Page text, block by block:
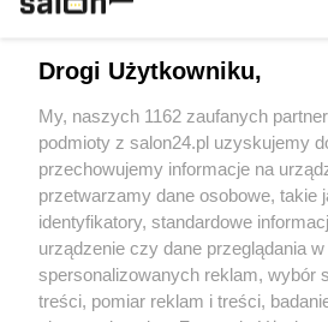
Sport
Społeczeństwo
Kultura
Drogi Użytkowniku,
My, naszych 1162 zaufanych
podmioty z salon24.pl uzyskujemy
przechowujemy informacje na
przetwarzamy dane osobowe, takie
identyfikatory, standardowe
urządzenie czy dane przeglądania
spersonalizowanych reklam, wybór
treści, pomiar reklam i treści,